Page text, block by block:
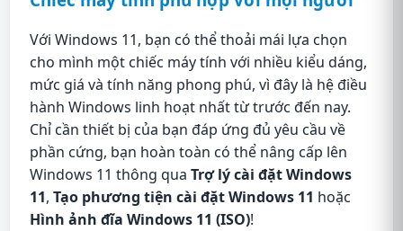
Với Windows 11, bạn có thể thoải mái lựa chọn
cho mình một chiếc máy tính với nhiều kiểu dáng,
mức giá và tính năng phong phú, vì đây là hệ điều
hành Windows linh hoạt nhất từ trước đến nay.
Chỉ cần thiết bị của bạn đáp ứng đủ yêu cầu về
phần cứng, bạn hoàn toàn có thể nâng cấp lên
Windows 11 thông qua Trợ lý cài đặt Windows
11, Tạo phương tiện cài đặt Windows 11 hoặc
Hình ảnh đĩa Windows 11 (ISO)!